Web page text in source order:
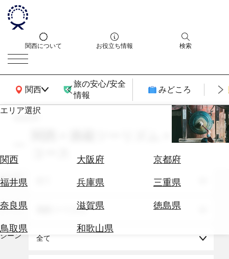
関西について お役立ち情報 検索
関西
関西広域MAP
旅の安心/安全
情報
みどころ
エリア選択
関西 大阪府
京都府
福井県
兵庫県
三重県
奈良県
滋賀県
徳島県
鳥取県
和歌山県
エ
券
テ
を
search
関西 × 酒蔵ツーリズム × モデル
エリア
テーマ 酒蔵ツーリズム
シーン 全て